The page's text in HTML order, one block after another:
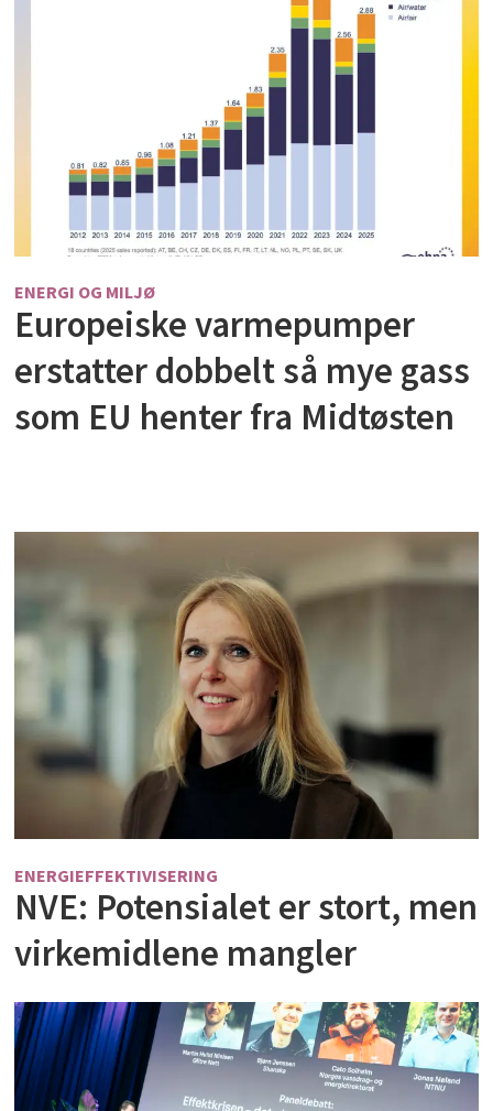
ENERGI OG MILJØ
Europeiske varmepumper
erstatter dobbelt så mye gass
som EU henter fra Midtøsten
ENERGIEFFEKTIVISERING
NVE: Potensialet er stort, men
virkemidlene mangler